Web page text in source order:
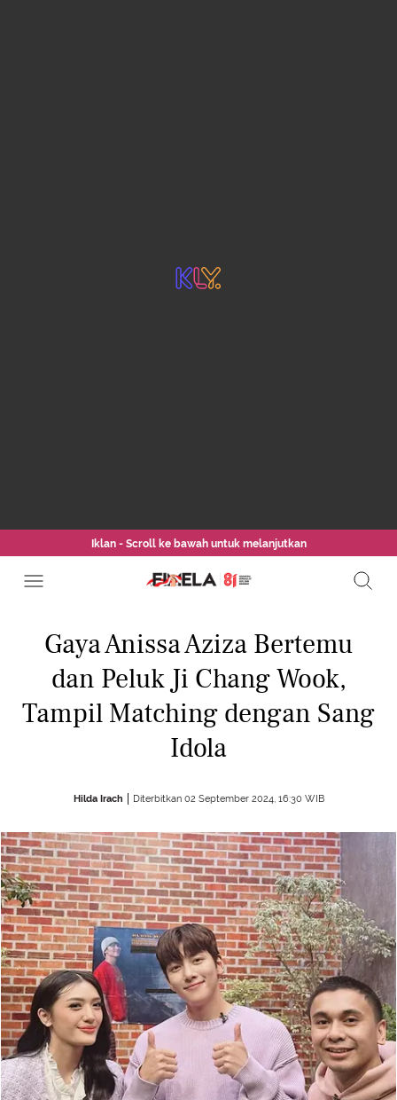
Iklan - Scroll ke bawah untuk melanjutkan
Gaya Anissa Aziza Bertemu
dan Peluk Ji Chang Wook,
Tampil Matching dengan Sang
Idola
Hilda Irach Diterbitkan 02 September 2024, 16:30 WIB